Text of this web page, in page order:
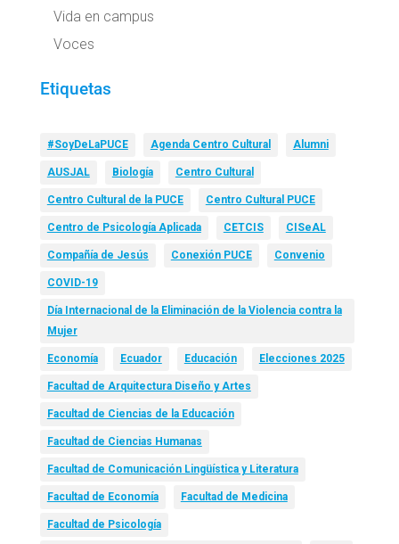
Vida en campus
Voces
Etiquetas
#SoyDeLaPUCE Agenda Centro Cultural Alumni
AUSJAL Biología Centro Cultural
Centro Cultural de la PUCE Centro Cultural PUCE
Centro de Psicología Aplicada CETCIS CISeAL
Compañía de Jesús Conexión PUCE Convenio
COVID-19
Día Internacional de la Eliminación de la Violencia contra la
Mujer
Economía Ecuador Educación Elecciones 2025
Facultad de Arquitectura Diseño y Artes
Facultad de Ciencias de la Educación
Facultad de Ciencias Humanas
Facultad de Comunicación Lingüística y Literatura
Facultad de Economía Facultad de Medicina
Facultad de Psicología